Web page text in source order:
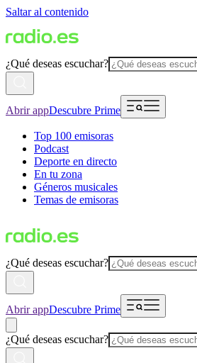
Saltar al contenido
¿Qué deseas escuchar?
Abrir appDescubre Prime
Top 100 emisoras
Podcast
Deporte en directo
En tu zona
Géneros musicales
Temas de emisoras
¿Qué deseas escuchar?
Abrir appDescubre Prime
¿Qué deseas escuchar?